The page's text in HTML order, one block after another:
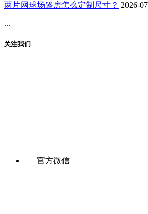
两片网球场篷房怎么定制尺寸？ 2026-
...
关注我们
官方微信